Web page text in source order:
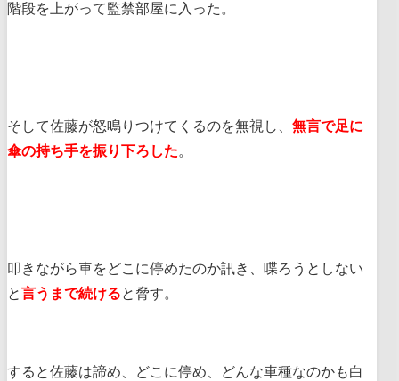
階段を上がって監禁部屋に入った。
そして佐藤が怒鳴りつけてくるのを無視し、 無言で足に
傘の持ち手を振り下ろした。
叩きながら車をどこに停めたのか訊き、喋ろうとしない
と言うまで続けると脅す。
すると佐藤は諦め、どこに停め、どんな車種なのかも白